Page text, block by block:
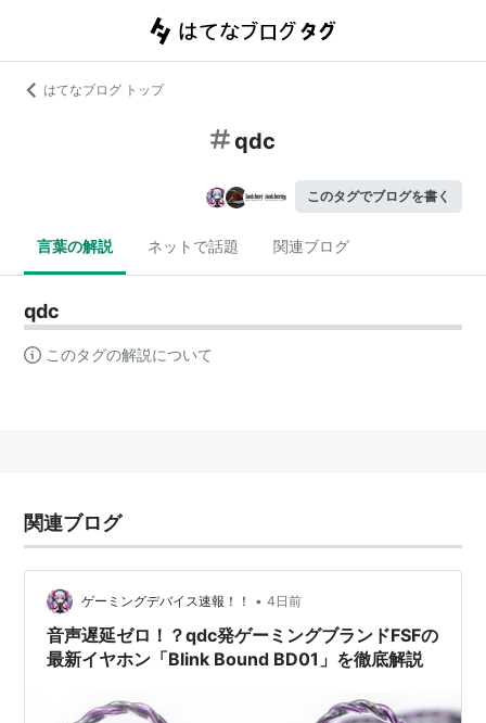
はてなブログ トップ
qdc
このタグでブログを書く
言葉の解説 ネットで話題 関連ブログ
qdc
このタグの解説について
関連ブログ
ゲーミングデバイス速報！！ • 4日前
音声遅延ゼロ！？qdc発ゲーミングブランドFSFの
最新イヤホン「Blink Bound BD01」を徹底解説